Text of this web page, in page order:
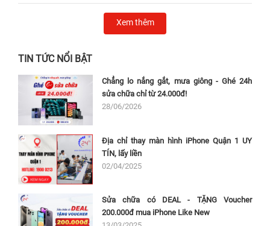
Xem thêm
TIN TỨC NỔI BẬT
Chẳng lo nắng gắt, mưa giông - Ghé 24h
sửa chữa chỉ từ 24.000đ!
28/06/2026
Địa chỉ thay màn hình iPhone Quận 1 UY
TÍN, lấy liền
02/04/2025
Sửa chữa có DEAL - TẶNG Voucher
200.000đ mua iPhone Like New